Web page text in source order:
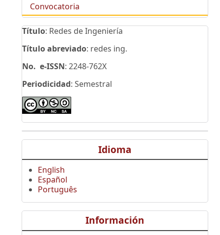
Convocatoria
Título: Redes de Ingeniería
Título abreviado: redes ing.
No. e-ISSN: 2248-762X
Periodicidad: Semestral
Idioma
English
Español
Português
Información